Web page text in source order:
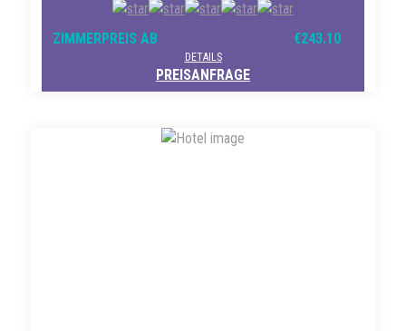
ZIMMERPREIS AB €243.10
DETAILS
PREISANFRAGE